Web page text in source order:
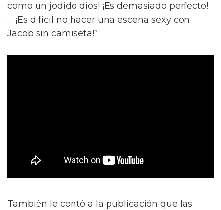
como un jodido dios! ¡Es demasiado perfecto!
… ¡Es difícil no hacer una escena sexy con
Jacob sin camiseta!”
También le contó a la publicación que las